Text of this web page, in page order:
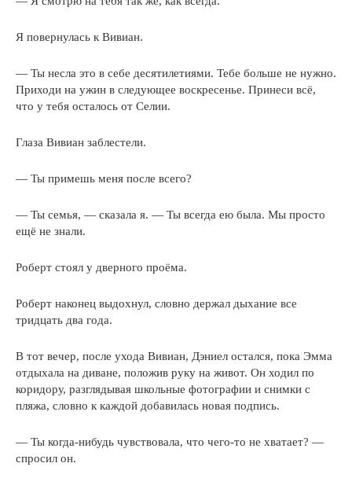
Я повернулась к Вивиан.
— Ты несла это в себе десятилетиями. Тебе больше не нужно.
Приходи на ужин в следующее воскресенье. Принеси всё,
что у тебя осталось от Селии.
Глаза Вивиан заблестели.
— Ты примешь меня после всего?
— Ты семья, — сказала я. — Ты всегда ею была. Мы просто
ещё не знали.
Роберт стоял у дверного проёма.
Роберт наконец выдохнул, словно держал дыхание все
тридцать два года.
В тот вечер, после ухода Вивиан, Дэниел остался, пока Эмма
отдыхала на диване, положив руку на живот. Он ходил по
коридору, разглядывая школьные фотографии и снимки с
пляжа, словно к каждой добавилась новая подпись.
— Ты когда-нибудь чувствовала, что чего-то не хватает? —
спросил он.